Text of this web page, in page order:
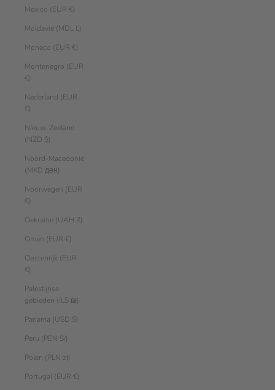
Mexico (EUR €)
Moldavië (MDL L)
Monaco (EUR €)
Montenegro (EUR
€)
Nederland (EUR
€)
Nieuw-Zeeland
(NZD $)
Noord-Macedonië
(MKD ден)
Noorwegen (EUR
€)
Oekraïne (UAH ₴)
Oman (EUR €)
Oostenrijk (EUR
€)
Palestijnse
gebieden (ILS ₪)
Panama (USD $)
Peru (PEN S/)
Polen (PLN zł)
Portugal (EUR €)